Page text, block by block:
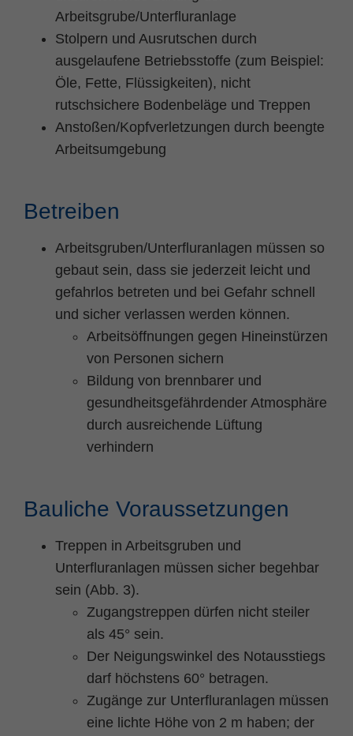
Arbeitsgrube/Unterfluranlage
Stolpern und Ausrutschen durch
ausgelaufene Betriebsstoffe (zum Beispiel:
Öle, Fette, Flüssigkeiten), nicht
rutschsichere Bodenbeläge und Treppen
Anstoßen/Kopfverletzungen durch beengte
Arbeitsumgebung
Betreiben
Arbeitsgruben/Unterfluranlagen müssen so
gebaut sein, dass sie jederzeit leicht und
gefahrlos betreten und bei Gefahr schnell
und sicher verlassen werden können.
Arbeitsöffnungen gegen Hineinstürzen
von Personen sichern
Bildung von brennbarer und
gesundheitsgefährdender Atmosphäre
durch ausreichende Lüftung
verhindern
Bauliche Voraussetzungen
Treppen in Arbeitsgruben und
Unterfluranlagen müssen sicher begehbar
sein (Abb. 3).
Zugangstreppen dürfen nicht steiler
als 45° sein.
Der Neigungswinkel des Notausstiegs
darf höchstens 60° betragen.
Zugänge zur Unterfluranlagen müssen
eine lichte Höhe von 2 m haben; der
Zweck PHPs Standard Sitzungs Identifikation